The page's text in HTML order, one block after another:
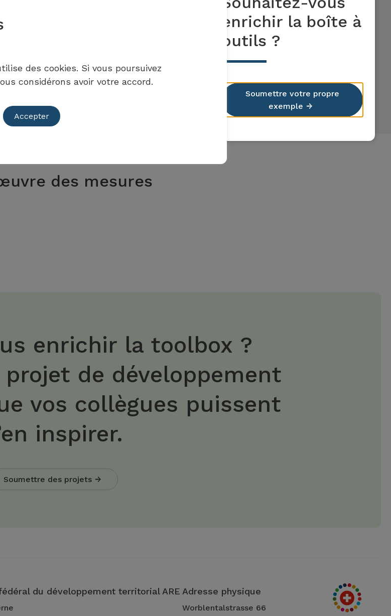
enrichir la boîte à
outils ?
Soumettre votre propre
exemple
des mesures
enrichir la toolbox ?
de développement
vos collègues puissent
inspirer.
Soumettre des projets
du développement territorial ARE Adresse physique
Worblentalstrasse 66
des cookies. Si vous poursuivez
considérons avoir votre accord.
Accepter